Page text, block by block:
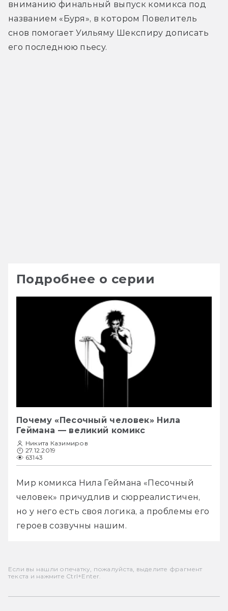
вниманию финальный выпуск комикса под
названием «Буря», в котором Повелитель
снов помогает Уильяму Шекспиру дописать
его последнюю пьесу.
Подробнее о серии
Почему «Песочный человек» Нила
Геймана — великий комикс
Никита Казимиров
27.12.2019
63143
Мир комикса Нила Геймана «Песочный
человек» причудлив и сюрреалистичен,
но у него есть своя логика, а проблемы его
героев созвучны нашим.
Если вы нашли опечатку, пожалуйста, выделите фрагмент
текста и нажмите Ctrl+Enter.